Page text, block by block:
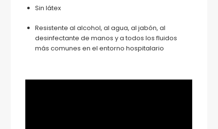
Sin látex
Resistente al alcohol, al agua, al jabón, al
desinfectante de manos y a todos los fluidos
más comunes en el entorno hospitalario